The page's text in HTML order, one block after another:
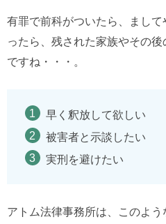
有罪で前科がついたら、まし
ったら、残された家族やその
ですね・・・。
早く釈放して欲しい
被害者と示談したい
実刑を避けたい
アトム法律事務所は、このよ